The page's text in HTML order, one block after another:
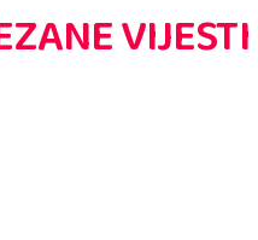
VIJESTI